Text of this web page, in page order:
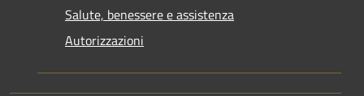
Salute, benessere e assistenza
Autorizzazioni